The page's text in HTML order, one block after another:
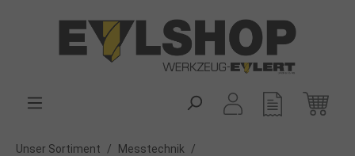
Unser Sortiment / Messtechnik
/